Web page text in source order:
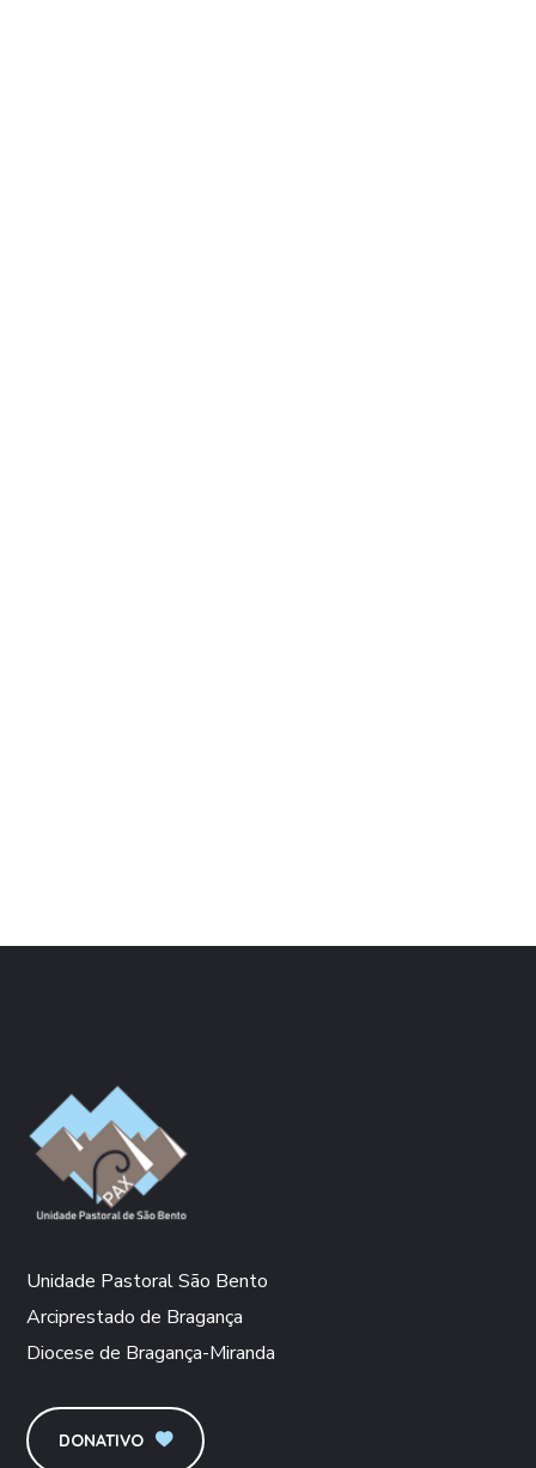
Unidade Pastoral São Bento
Arciprestado de Bragança
Diocese de Bragança-Miranda
DONATIVO